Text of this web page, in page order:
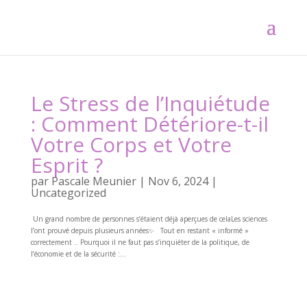
Le Stress de l’Inquiétude
: Comment Détériore-t-il
Votre Corps et Votre
Esprit ?
par Pascale Meunier| Nov 6, 2024|
Uncategorized
Un grand nombre de personnes s’étaient déjà aperçues de celaLes sciences
l’ont prouvé depuis plusieurs années✨ Tout en restant « informé »
correctement .. Pourquoi il ne faut pas s’inquiéter de la politique, de
l’économie et de la sécurité :...